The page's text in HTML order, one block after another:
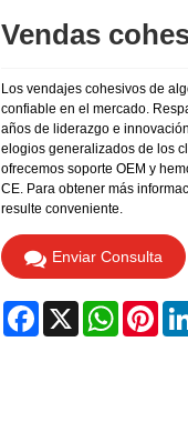
Vendas
Los vendajes cohesivos de
confiable en el mercado.
años de liderazgo e
elogios generalizados de los
ofrecemos soporte OEM y
CE. Para obtener más
resulte conveniente.
Enviar Consulta
Facebook WhatsApp